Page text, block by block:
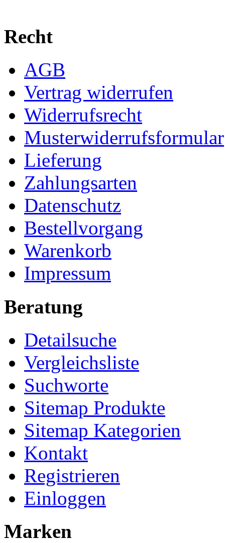
Recht
AGB
Vertrag widerrufen
Widerrufsrecht
Musterwiderrufsformular
Lieferung
Zahlungsarten
Datenschutz
Bestellvorgang
Warenkorb
Impressum
Beratung
Detailsuche
Vergleichsliste
Suchworte
Sitemap Produkte
Sitemap Kategorien
Kontakt
Registrieren
Einloggen
Marken